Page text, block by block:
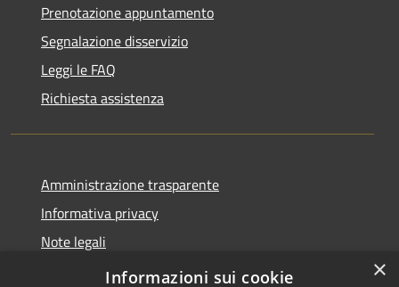
Prenotazione appuntamento
Segnalazione disservizio
Leggi le FAQ
Richiesta assistenza
Amministrazione trasparente
Informativa privacy
Note legali
Dichiarazione di accessibilità
×
Informazioni sui cookie